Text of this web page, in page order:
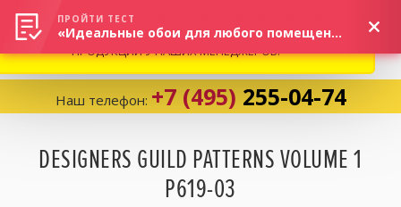
Корзина:0
Наш телефон: +7 (495) 255-04-74
DESIGNERS GUILD PATTERNS VOLUME 1
P619-03
ВНИМАНИЕ! В СВЯЗИ С СИТУАЦИЕЙ НА РЫНКЕ, ПРОСИМ
УТОЧНЯТЬ АКТУАЛЬНУЮ СТОИМОСТЬ И НАЛИЧИЕ
ПРОДУКЦИИ У НАШИХ МЕНЕДЖЕРОВ.
ПРОЙТИ ТЕСТ
«Идеальные обои для любого помещения!»